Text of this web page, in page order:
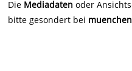
Die Mediadaten oder
bitte gesondert bei